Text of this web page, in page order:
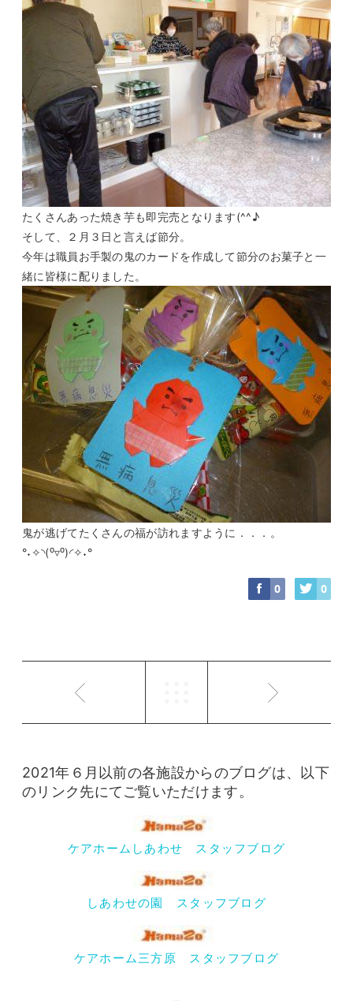
たくさんあった焼き芋も即完売となります(^^♪
そして、２月３日と言えば節分。
今年は職員お手製の鬼のカードを作成して節分のお菓子と一
緒に皆様に配りました。
鬼が逃げてたくさんの福が訪れますように．．．。
°˖✧◝(⁰▿⁰)◜✧˖°
0 0
2021年６月以前の各施設からのブログは、以下
のリンク先にてご覧いただけます。
ケアホームしあわせ スタッフブログ
しあわせの園 スタッフブログ
ケアホーム三方原 スタッフブログ